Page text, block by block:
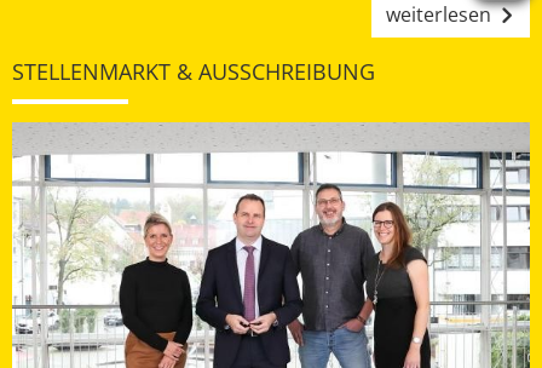
weiterlesen
STELLENMARKT & AUSSCHREIBUNG